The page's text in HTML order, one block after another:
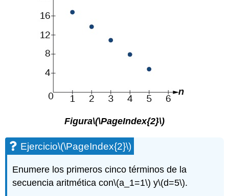
Figura\(\PageIndex{2}\)
Ejercicio\(\PageIndex{2}\)
Enumere los primeros cinco términos de la
secuencia aritmética con\(a_1=1\) y\(d=5\).